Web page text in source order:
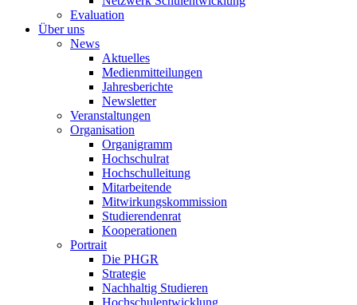
Evaluation
Über uns
News
Aktuelles
Medienmitteilungen
Jahresberichte
Newsletter
Veranstaltungen
Organisation
Organigramm
Hochschulrat
Hochschulleitung
Mitarbeitende
Mitwirkungskommission
Studierendenrat
Kooperationen
Portrait
Die PHGR
Strategie
Nachhaltig Studieren